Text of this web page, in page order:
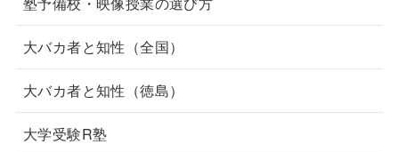
大バカ者と知性（全国）
大バカ者と知性（徳島）
大学受験R塾